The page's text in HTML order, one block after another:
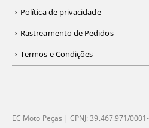
Política de privacidade
Rastreamento de Pedidos
Termos e Condições
EC Moto Peças | CPNJ: 39.467.971/